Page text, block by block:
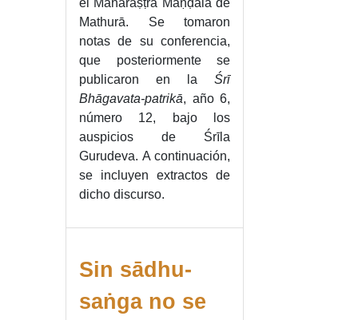
el Mahārāṣṭra Maṇḍala de
Mathurā. Se tomaron
notas de su conferencia,
que posteriormente se
publicaron en la Śrī
Bhāgavata-patrikā, año 6,
número 12, bajo los
auspicios de Śrīla
Gurudeva. A continuación,
se incluyen extractos de
dicho discurso.
Sin sādhu-
saṅga no se